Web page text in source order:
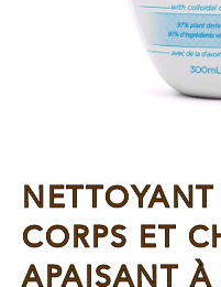
CORPS ET
APAISANT À